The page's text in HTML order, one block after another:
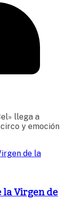
llega a
y emoción
la Virgen de